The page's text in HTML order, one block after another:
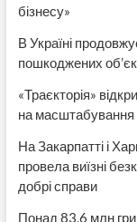
бізнесу»
В Україні
пошкоджених
«Траєкторія»
на масштабування
На Закарпатті і
провела виїзні
добрі справи
Понад 83,6 млн